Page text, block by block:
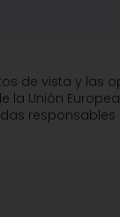
de vista y las
la Unión